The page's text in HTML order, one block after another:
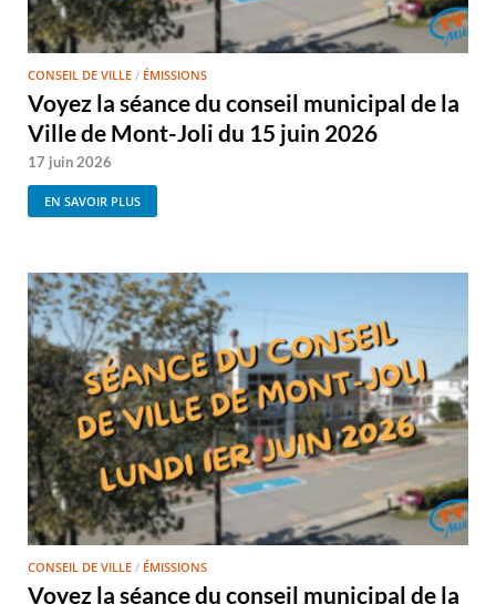
CONSEIL DE VILLE / ÉMISSIONS
Voyez la séance du conseil municipal de la
Ville de Mont-Joli du 15 juin 2026
17 juin 2026
EN SAVOIR PLUS
CONSEIL DE VILLE / ÉMISSIONS
Voyez la séance du conseil municipal de la